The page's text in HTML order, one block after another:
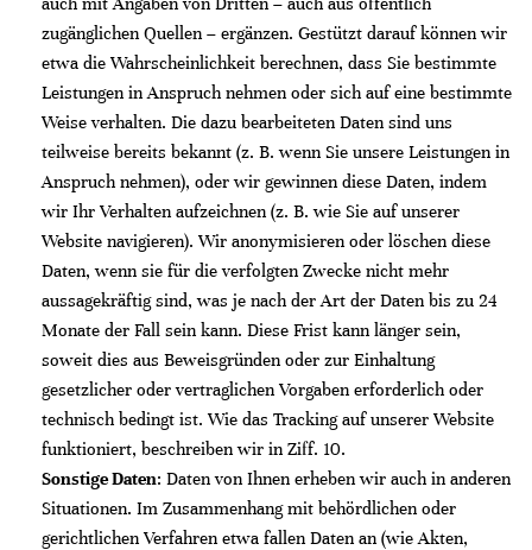
zugänglichen Quellen – ergänzen. Gestützt darauf können wir
etwa die Wahrscheinlichkeit berechnen, dass Sie bestimmte
Leistungen in Anspruch nehmen oder sich auf eine bestimmte
Weise verhalten. Die dazu bearbeiteten Daten sind uns
teilweise bereits bekannt (z. B. wenn Sie unsere Leistungen in
Anspruch nehmen), oder wir gewinnen diese Daten, indem
wir Ihr Verhalten aufzeichnen (z. B. wie Sie auf unserer
Website navigieren). Wir anonymisieren oder löschen diese
Daten, wenn sie für die verfolgten Zwecke nicht mehr
aussagekräftig sind, was je nach der Art der Daten bis zu 24
Monate der Fall sein kann. Diese Frist kann länger sein,
soweit dies aus Beweisgründen oder zur Einhaltung
gesetzlicher oder vertraglichen Vorgaben erforderlich oder
technisch bedingt ist. Wie das Tracking auf unserer Website
funktioniert, beschreiben wir in Ziff. 10.
Sonstige Daten: Daten von Ihnen erheben wir auch in anderen
Situationen. Im Zusammenhang mit behördlichen oder
gerichtlichen Verfahren etwa fallen Daten an (wie Akten,